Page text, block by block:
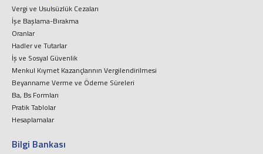
Vergi ve Usulsüzlük Cezaları
İşe Başlama-Bırakma
Oranlar
Hadler ve Tutarlar
İş ve Sosyal Güvenlik
Menkul Kıymet Kazançlarının Vergilendirilmesi
Beyanname Verme ve Ödeme Süreleri
Ba, Bs Formları
Pratik Tablolar
Hesaplamalar
Bilgi Bankası